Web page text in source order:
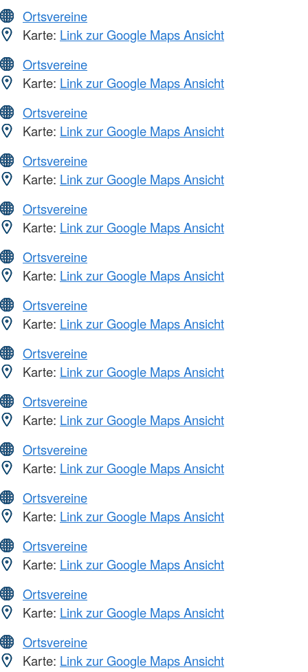
Ortsvereine
Karte: Link zur Google Maps Ansicht
Ortsvereine
Karte: Link zur Google Maps Ansicht
Ortsvereine
Karte: Link zur Google Maps Ansicht
Ortsvereine
Karte: Link zur Google Maps Ansicht
Ortsvereine
Karte: Link zur Google Maps Ansicht
Ortsvereine
Karte: Link zur Google Maps Ansicht
Ortsvereine
Karte: Link zur Google Maps Ansicht
Ortsvereine
Karte: Link zur Google Maps Ansicht
Ortsvereine
Karte: Link zur Google Maps Ansicht
Ortsvereine
Karte: Link zur Google Maps Ansicht
Ortsvereine
Karte: Link zur Google Maps Ansicht
Ortsvereine
Karte: Link zur Google Maps Ansicht
Ortsvereine
Karte: Link zur Google Maps Ansicht
Ortsvereine
Karte: Link zur Google Maps Ansicht